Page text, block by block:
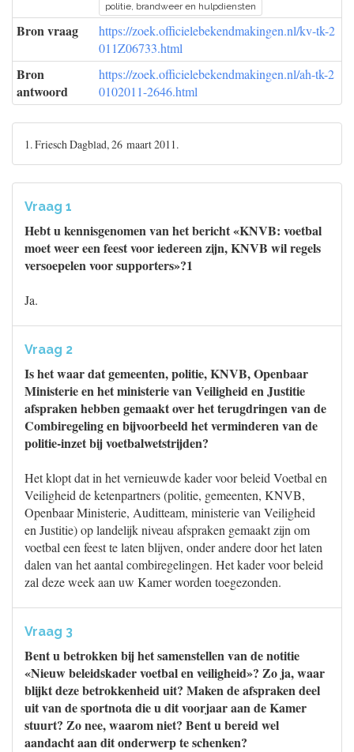
politie, brandweer en hulpdiensten
Bron vraag
https://zoek.officielebekendmakingen.nl/kv-tk-2
011Z06733.html
Bron
antwoord
https://zoek.officielebekendmakingen.nl/ah-tk-2
0102011-2646.html
1. Friesch Dagblad, 26 maart 2011.
Vraag 1
Hebt u kennisgenomen van het bericht «KNVB: voetbal
moet weer een feest voor iedereen zijn, KNVB wil regels
versoepelen voor supporters»?1
Ja.
Vraag 2
Is het waar dat gemeenten, politie, KNVB, Openbaar
Ministerie en het ministerie van Veiligheid en Justitie
afspraken hebben gemaakt over het terugdringen van de
Combiregeling en bijvoorbeeld het verminderen van de
politie-inzet bij voetbalwetstrijden?
Het klopt dat in het vernieuwde kader voor beleid Voetbal en
Veiligheid de ketenpartners (politie, gemeenten, KNVB,
Openbaar Ministerie, Auditteam, ministerie van Veiligheid
en Justitie) op landelijk niveau afspraken gemaakt zijn om
voetbal een feest te laten blijven, onder andere door het laten
dalen van het aantal combiregelingen. Het kader voor beleid
zal deze week aan uw Kamer worden toegezonden.
Vraag 3
Bent u betrokken bij het samenstellen van de notitie
«Nieuw beleidskader voetbal en veiligheid»? Zo ja, waar
blijkt deze betrokkenheid uit? Maken de afspraken deel
uit van de sportnota die u dit voorjaar aan de Kamer
stuurt? Zo nee, waarom niet? Bent u bereid wel
aandacht aan dit onderwerp te schenken?